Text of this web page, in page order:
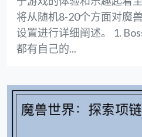
将从随机8-20个方面对魔
设置进行详细阐述。 1.
都有自己的...